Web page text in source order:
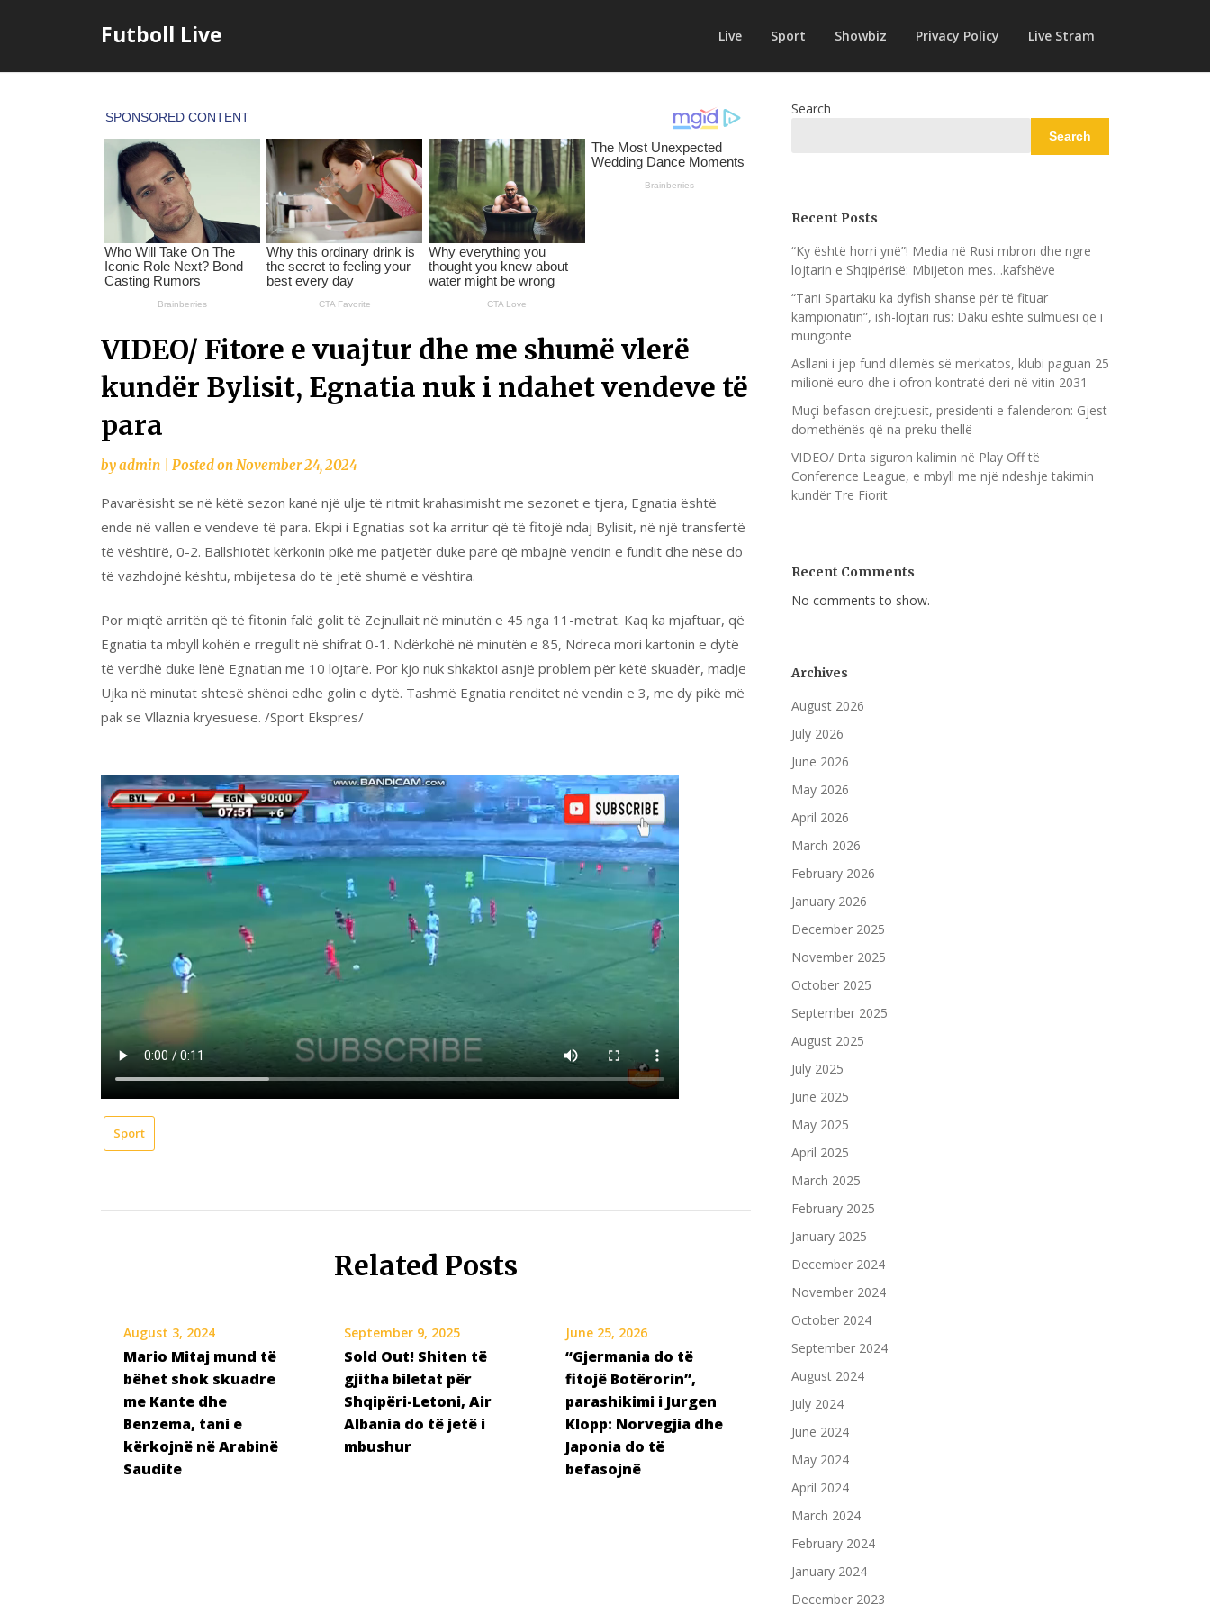
Futboll Live Live Sport Showbiz Privacy Policy Live Stram
VIDEO/ Fitore e vuajtur dhe me shumë vlerë
kundër Bylisit, Egnatia nuk i ndahet vendeve të
para
byadmin Posted onNovember 24, 2024
Pavarësisht se në këtë sezon kanë një ulje të ritmit krahasimisht me sezonet e tjera, Egnatia është
ende në vallen e vendeve të para. Ekipi i Egnatias sot ka arritur që të fitojë ndaj Bylisit, në një transfertë
të vështirë, 0-2. Ballshiotët kërkonin pikë me patjetër duke parë që mbajnë vendin e fundit dhe nëse do
të vazhdojnë kështu, mbijetesa do të jetë shumë e vështira.
Por miqtë arritën që të fitonin falë golit të Zejnullait në minutën e 45 nga 11-metrat. Kaq ka mjaftuar, që
Egnatia ta mbyll kohën e rregullt në shifrat 0-1. Ndërkohë në minutën e 85, Ndreca mori kartonin e dytë
të verdhë duke lënë Egnatian me 10 lojtarë. Por kjo nuk shkaktoi asnjë problem për këtë skuadër, madje
Ujka në minutat shtesë shënoi edhe golin e dytë. Tashmë Egnatia renditet në vendin e 3, me dy pikë më
pak se Vllaznia kryesuese. /Sport Ekspres/
Sport
Related Posts
August 3, 2024
Mario Mitaj mund të
bëhet shok skuadre
me Kante dhe
Benzema, tani e
kërkojnë në Arabinë
Saudite
September 9, 2025
Sold Out! Shiten të
gjitha biletat për
Shqipëri-Letoni, Air
Albania do të jetë i
mbushur
June 25, 2026
“Gjermania do të
fitojë Botërorin”,
parashikimi i Jurgen
Klopp: Norvegjia dhe
Japonia do të
befasojnë
Search
Search
Recent Posts
“Ky është horri ynë”! Media në Rusi mbron dhe ngre
lojtarin e Shqipërisë: Mbijeton mes…kafshëve
“Tani Spartaku ka dyfish shanse për të fituar
kampionatin”, ish-lojtari rus: Daku është sulmuesi që i
mungonte
Asllani i jep fund dilemës së merkatos, klubi paguan 25
milionë euro dhe i ofron kontratë deri në vitin 2031
Muçi befason drejtuesit, presidenti e falenderon: Gjest
domethënës që na preku thellë
VIDEO/ Drita siguron kalimin në Play Off të
Conference League, e mbyll me një ndeshje takimin
kundër Tre Fiorit
Recent Comments
No comments to show.
Archives
August 2026
July 2026
June 2026
May 2026
April 2026
March 2026
February 2026
January 2026
December 2025
November 2025
October 2025
September 2025
August 2025
July 2025
June 2025
May 2025
April 2025
March 2025
February 2025
January 2025
December 2024
November 2024
October 2024
September 2024
August 2024
July 2024
June 2024
May 2024
April 2024
March 2024
February 2024
January 2024
December 2023